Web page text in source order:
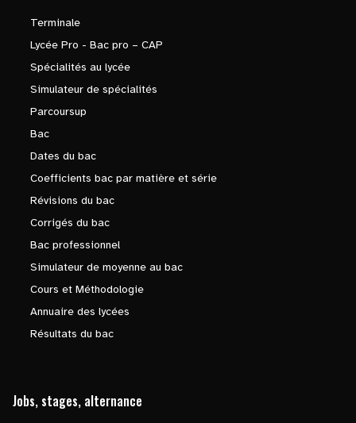
Terminale
Lycée Pro - Bac pro – CAP
Spécialités au lycée
Simulateur de spécialités
Parcoursup
Bac
Dates du bac
Coefficients bac par matière et série
Révisions du bac
Corrigés du bac
Bac professionnel
Simulateur de moyenne au bac
Cours et Méthodologie
Annuaire des lycées
Résultats du bac
Jobs, stages, alternance